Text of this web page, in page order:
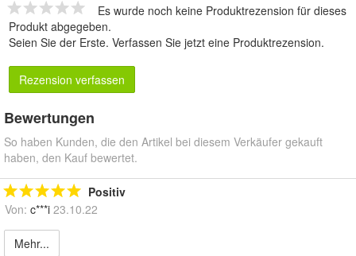
Es wurde noch keine Produktrezension für dieses
Produkt abgegeben.
Seien Sie der Erste. Verfassen Sie jetzt eine Produktrezension.
Rezension verfassen
Bewertungen
So haben Kunden, die den Artikel bei diesem Verkäufer gekauft
haben, den Kauf bewertet.
Positiv
Von: c***i 23.10.22
Mehr...